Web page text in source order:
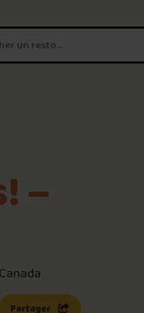
–
une nouvelle fenêtre)
lien s’ouvrira dans une
Partager